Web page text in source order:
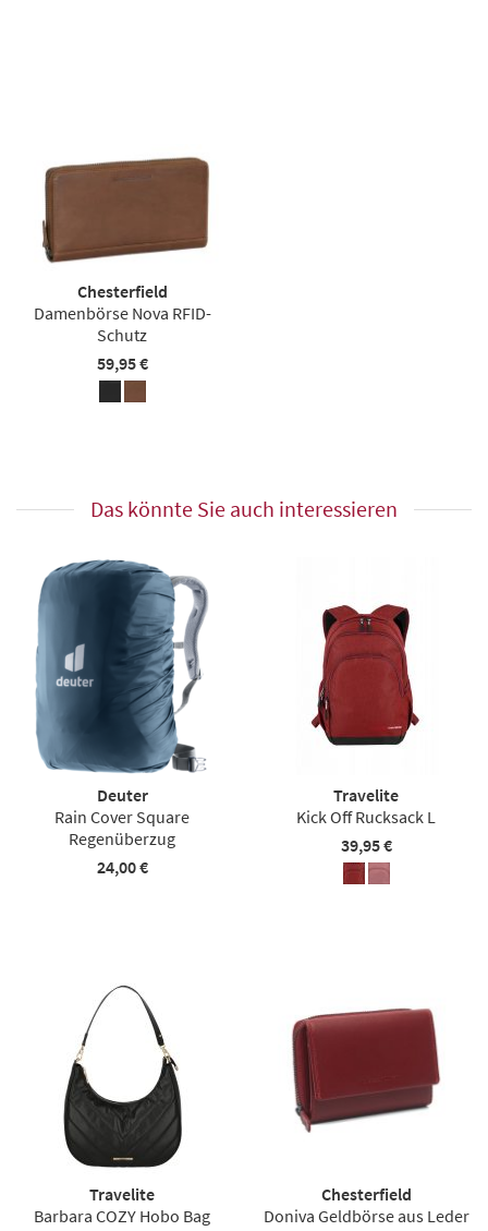
Chesterfield
Damenbörse Nova RFID-
Schutz
59,95 €
Das könnte Sie auch interessieren
Deuter
Rain Cover Square
Regenüberzug
24,00 €
Travelite
Kick Off Rucksack L
39,95 €
Travelite
Barbara COZY Hobo Bag
Chesterfield
Doniva Geldbörse aus Leder